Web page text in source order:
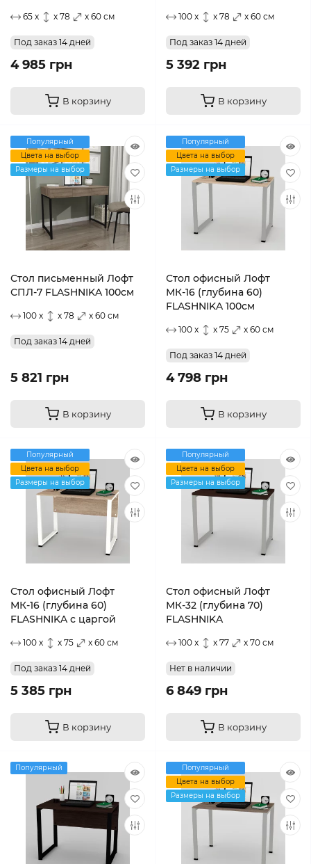
65 x x 78 x 60 см
Под заказ 14 дней
4 985 грн
В корзину
100 x x 78 x 60 см
Под заказ 14 дней
5 392 грн
В корзину
Популярный
Цвета на выбор
Размеры на выбор
Стол письменный Лофт
СПЛ-7 FLASHNIKA 100см
100 x x 78 x 60 см
Под заказ 14 дней
5 821 грн
В корзину
Популярный
Цвета на выбор
Размеры на выбор
Стол офисный Лофт
МК-16 (глубина 60)
FLASHNIKA 100см
100 x x 75 x 60 см
Под заказ 14 дней
4 798 грн
В корзину
Популярный
Цвета на выбор
Размеры на выбор
Стол офисный Лофт
МК-16 (глубина 60)
FLASHNIKA с царгой
100 x x 75 x 60 см
Под заказ 14 дней
5 385 грн
В корзину
Популярный
Цвета на выбор
Размеры на выбор
Стол офисный Лофт
МК-32 (глубина 70)
FLASHNIKA
100 x x 77 x 70 см
Нет в наличии
6 849 грн
В корзину
Популярный
Популярный
Цвета на выбор
Размеры на выбор